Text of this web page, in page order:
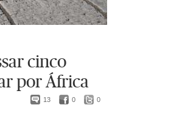
cinco
por África
13 0 0